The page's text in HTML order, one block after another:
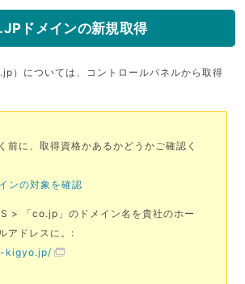
ドメインの新規取得
）については、コントロールパネルから取得
前に、取得資格かあるかどうかご確認く
ンの対象を確認
> 「co.jp」のドメイン名を貴社のホー
アドレスに。:
kigyo.jp/